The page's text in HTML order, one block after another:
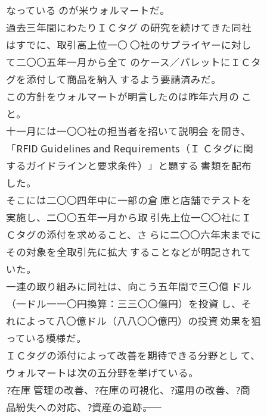
なっている のが米ウォルマートだ。
過去三年間にわたりＩＣタグ の研究を続けてきた同社
はすでに、取引高上位一〇 〇社のサプライヤーに対し
て二〇〇五年一月から全て のケース／パレットにＩＣタ
グを添付して商品を納入 するよう要請済みだ。
この方針をウォルマートが明言したのは昨年六月の こ
と。
十一月には一〇〇社の担当者を招いて説明会 を開き、
「RFID Guidelines and Requirements（Ｉ Ｃタグに関
するガイドラインと要求条件）」と題する 書類を配布
した。
そこには二〇〇四年中に一部の倉 庫と店舗でテストを
実施し、二〇〇五年一月から取 引先上位一〇〇社にＩ
Ｃタグの添付を求めること、さ らに二〇〇六年末までに
その対象を全取引先に拡大 することなどが明記されて
いた。
一連の取り組みに同社は、向こう五年間で三〇億 ドル
（一ドル一一〇円換算：三三〇〇億円）を投資 し、そ
れによって八〇億ドル（八八〇〇億円）の投資 効果を狙
っている模様だ。
ＩＣタグの添付によって改善を期待できる分野とし て、
ウォルマートは次の五分野を挙げている。
?在庫 管理の改善、?在庫の可視化、?運用の改善、?商
品紛失への対応、?資産の追跡――。